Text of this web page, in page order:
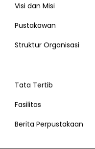
Visi dan Misi
Pustakawan
Struktur Organisasi
Tata Tertib
Fasilitas
Berita Perpustakaan